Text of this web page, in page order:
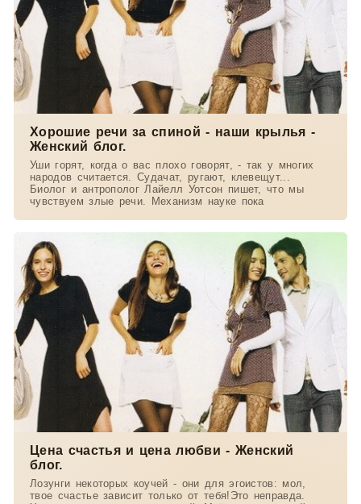
Хорошие речи за спиной - наши крылья -
Женский блог.
Уши горят, когда о вас плохо говорят, - так у многих
народов считается. Судачат, ругают, клевещут...
Биолог и антрополог Лайелл Уотсон пишет, что мы
чувствуем злые речи. Механизм науке пока
Цена счастья и цена любви - Женский
блог.
Лозунги некоторых коучей - они для эгоистов: мол,
твое счастье зависит только от тебя!Это неправда.